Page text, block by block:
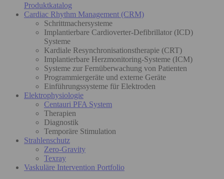
Produktkatalog
Cardiac Rhythm Management (CRM)
Schrittmachersysteme
Implantierbare Cardioverter-Defibrillator (ICD)
Systeme
Kardiale Resynchronisationstherapie (CRT)
Implantierbare Herzmonitoring-Systeme (ICM)
Systeme zur Fernüberwachung von Patienten
Programmiergeräte und externe Geräte
Einführungssysteme für Elektroden
Elektrophysiologie
Centauri PFA System
Therapien
Diagnostik
Temporäre Stimulation
Strahlenschutz
Zero-Gravity
Texray
Vaskuläre Intervention Portfolio